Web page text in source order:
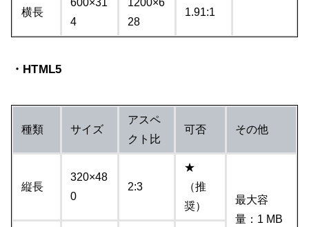
横長
4
28
1.91:1
・HTML5
種類 サイズ
アスペ
クト比
可否 その他
縦長
320×48
0
2:3
★
（推
奨）
最大容
量：1 MB